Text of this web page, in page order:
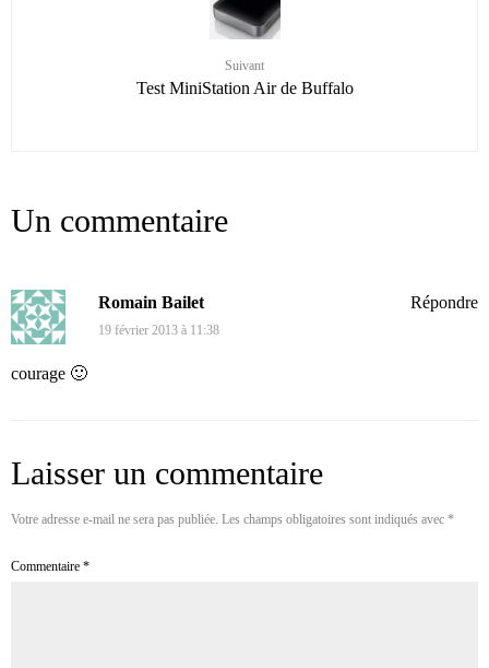
Suivant
Test MiniStation Air de Buffalo
Un commentaire
Romain Bailet
19 février 2013 à 11:38
courage 🙂
Répondre
Laisser un commentaire
Votre adresse e-mail ne sera pas publiée. Les champs obligatoires sont indiqués avec *
Commentaire *